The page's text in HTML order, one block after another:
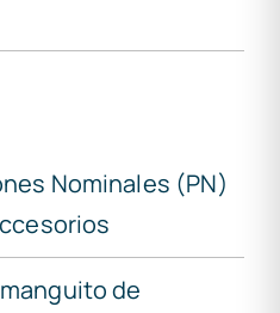
Nominales (PN)
de